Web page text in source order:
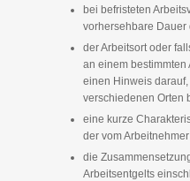
bei befristeten
vorhersehbare Dauer
der Arbeitsort oder
an einem bestimmten
einen Hinweis
verschiedenen Orten
eine kurze
der vom
die
Arbeitsentgelts